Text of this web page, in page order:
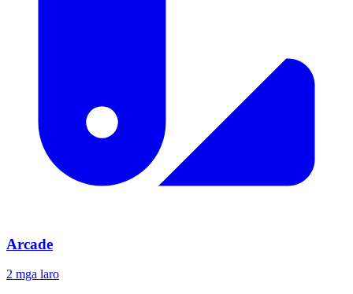
Arcade
2 mga laro